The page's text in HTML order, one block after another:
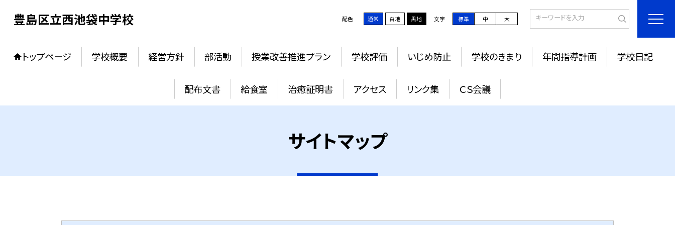
豊島区立西池袋中学校 配色 通常 白地 黒地 文字 標準 中 大
トップページ 学校概要 経営方針 部活動 授業改善推進プラン 学校評価 いじめ防止 学校のきまり 年間指導計画 学校日記
配布文書 給食室 治癒証明書 アクセス リンク集 ＣＳ会議
サイトマップ